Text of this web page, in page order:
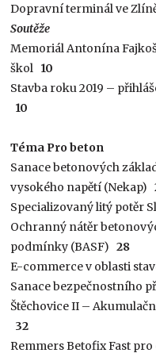
Dopravní terminál ve
Soutěže
Memoriál Antonína
škol 10
Stavba roku 2019 –
10
Téma Pro beton
Sanace betonových
vysokého napětí (Nekap)
Specializovaný litý potěr
Ochranný nátěr
podmínky (BASF)28
E-commerce v oblasti
Sanace bezpečnostního
Štěchovice II –
32
Remmers Betofix Fast